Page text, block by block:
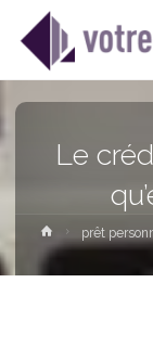
Le
Homeprêt